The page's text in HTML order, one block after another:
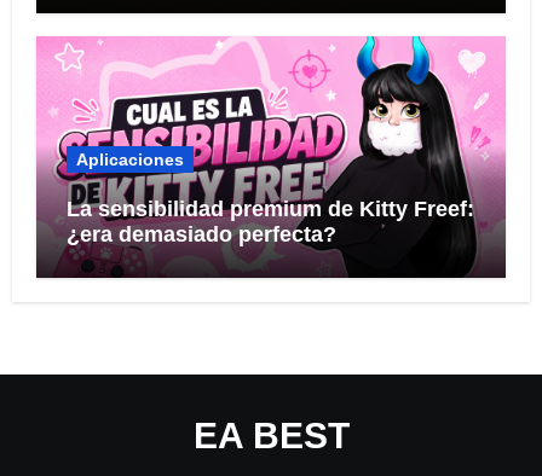
Aplicaciones
La sensibilidad premium de Kitty Freef:
¿era demasiado perfecta?
EA BEST